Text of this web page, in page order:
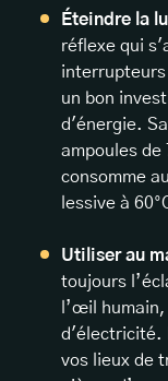
Éteindre la
réflexe qui
un bon
d'énergie.
ampoules de
consomme
lessive à
Utiliser au
toujours
l’œil
d'électricité.
vos lieux de